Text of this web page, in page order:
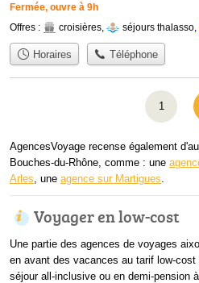
Fermée, ouvre à 9h
Offres : croisières séjours thalasso
Horaires Téléphone
1
AgencesVoyage recense également
Bouches-du-Rhône, comme : une
Arles , une agence sur Martigues
Voyager en low-cost
Une partie des agences de voyages
en avant des vacances au tarif low-
séjour all-inclusive ou en demi-pension